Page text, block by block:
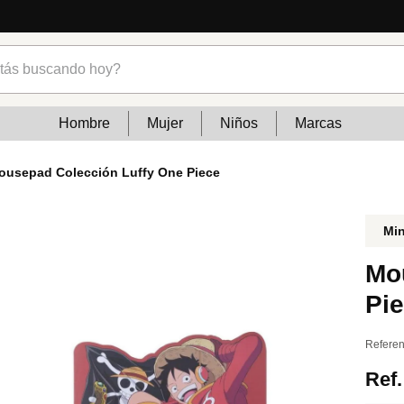
Hombre Mujer Niños Marcas
Colección Luffy One Piece